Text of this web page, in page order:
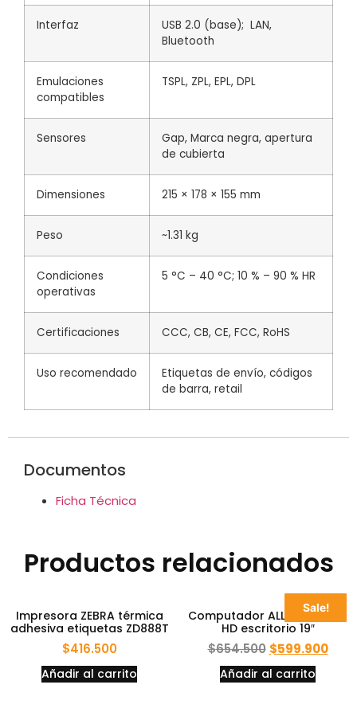
Interfaz
USB 2.0 (base); LAN,
Bluetooth
Emulaciones
compatibles
TSPL, ZPL, EPL, DPL
Sensores
Gap, Marca negra, apertura
de cubierta
Dimensiones 215 × 178 × 155 mm
Peso ~1.31 kg
Condiciones
operativas
5 °C – 40 °C; 10 % – 90 % HR
Certificaciones CCC, CB, CE, FCC, RoHS
Uso recomendado
Etiquetas de envío, códigos
de barra, retail
Documentos
Ficha Técnica
Productos relacionados
Impresora ZEBRA térmica
adhesiva etiquetas ZD888T
$416.500
Añadir al carrito
Sale!
Computador ALL IN ONE full
HD escritorio 19″
$654.500 $599.900
Añadir al carrito